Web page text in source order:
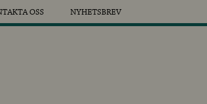
OSS NYHETSBREV